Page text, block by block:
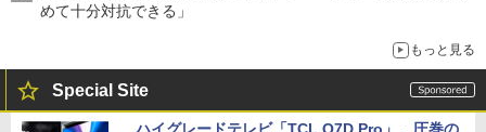
めて十分対抗できる」
もっと見る
Special Site
ハイグレードテレビ「TCL Q7D Pro」。圧巻の